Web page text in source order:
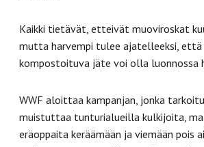
Kaikki tietävät, etteivät muoviroskat
mutta harvempi tulee ajatelleeksi, että
kompostoituva jäte voi olla luonnossa
WWF aloittaa kampanjan, jonka
muistuttaa tunturialueilla kulkijoita,
eräoppaita keräämään ja viemään pois